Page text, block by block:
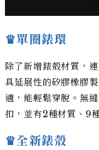
♛單圈錶環
除了新增錶殼材質，
具延展性的矽膠橡膠
適，能輕鬆穿脫。無
扣，並有2種材質、9
♛全新錶殼